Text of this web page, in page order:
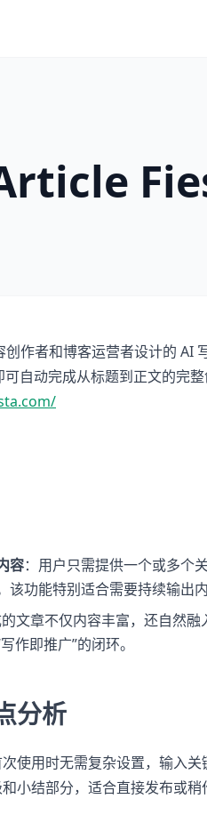
作者和博客运营者设计的 AI
自动完成从标题到正文的完
容：用户只需提供一个或多个
该功能特别适合需要持续输出
的文章不仅内容丰富，还自然
作即推广”的闭环。
分析
使用时无需复杂设置，输入
小结部分，适合直接发布或